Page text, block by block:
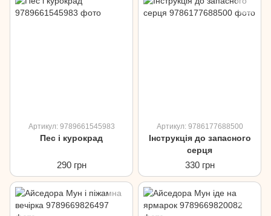
Артикул: 9789661545983
Пес і курокрад
290 грн
Артикул: 9786177688500
Інструкція до запасного
серця
330 грн